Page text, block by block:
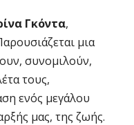
Γκόντα,
μια
συνομιλούν,
τους,
ενός μεγάλου
μας, της ζωής.